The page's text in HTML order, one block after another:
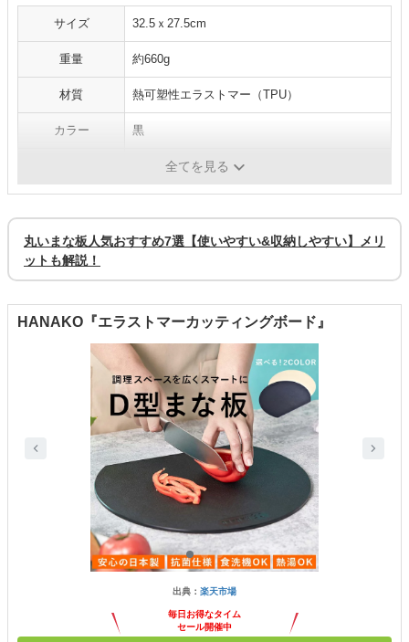
サイズ 32.5ｘ27.5cm
重量 約660g
材質 熱可塑性エラストマー（TPU）
カラー 黒
全てを見る
丸いまな板人気おすすめ7選【使いやすい&収納しやすい】メリ
ットも解説！
HANAKO『エラストマーカッティングボード』
出典： 楽天市場
毎日お得なタイム
セール開催中